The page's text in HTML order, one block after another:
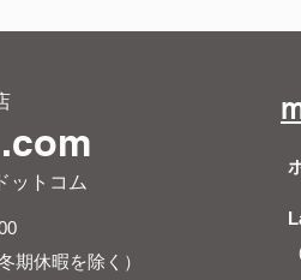
トコム
期休暇を除く）